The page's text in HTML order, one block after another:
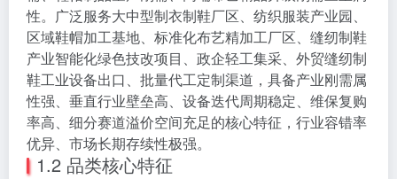
性。广泛服务大中型制衣制鞋厂区、纺织服装产业园、
区域鞋帽加工基地、标准化布艺精加工厂区、缝纫制鞋
产业智能化绿色技改项目、政企轻工集采、外贸缝纫制
鞋工业设备出口、批量代工定制渠道，具备产业刚需属
性强、垂直行业壁垒高、设备迭代周期稳定、维保复购
率高、细分赛道溢价空间充足的核心特征，行业容错率
优异、市场长期存续性极强。
1.2 品类核心特征